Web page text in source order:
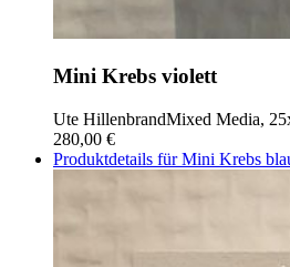
Mini Krebs violett
Ute HillenbrandMixed Media,
280,00 €
Produktdetails für Mini Krebs